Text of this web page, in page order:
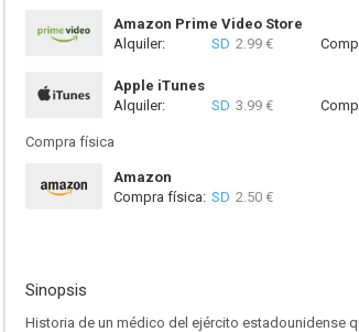
Amazon Prime Video Store
Alquiler:
SD 2.99 €
Apple iTunes
Alquiler:
SD 3.99 €
Compra física
Amazon
Compra física: SD 2.50 €
Sinopsis
Historia de un médico del ejército estadounidense